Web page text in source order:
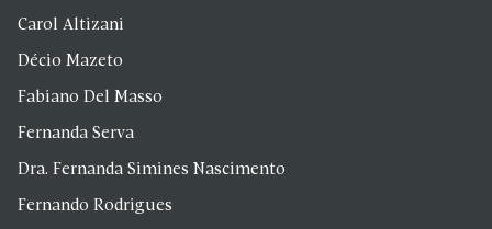
Carol Altizani
Décio Mazeto
Fabiano Del Masso
Fernanda Serva
Dra. Fernanda Simines Nascimento
Fernando Rodrigues